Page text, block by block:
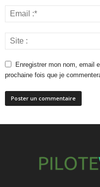
Enregistrer mon nom, email
prochaine fois que je